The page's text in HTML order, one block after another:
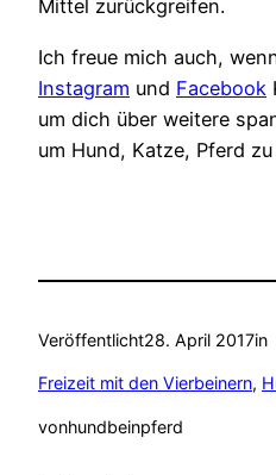
Mittel zurückgreifen.
Ich freue mich auch,
Instagram und Facebook
um dich über weitere
um Hund, Katze, Pferd
Veröffentlicht28. April 2017in
Freizeit mit den Vierbeinern,
vonhundbeinpferd